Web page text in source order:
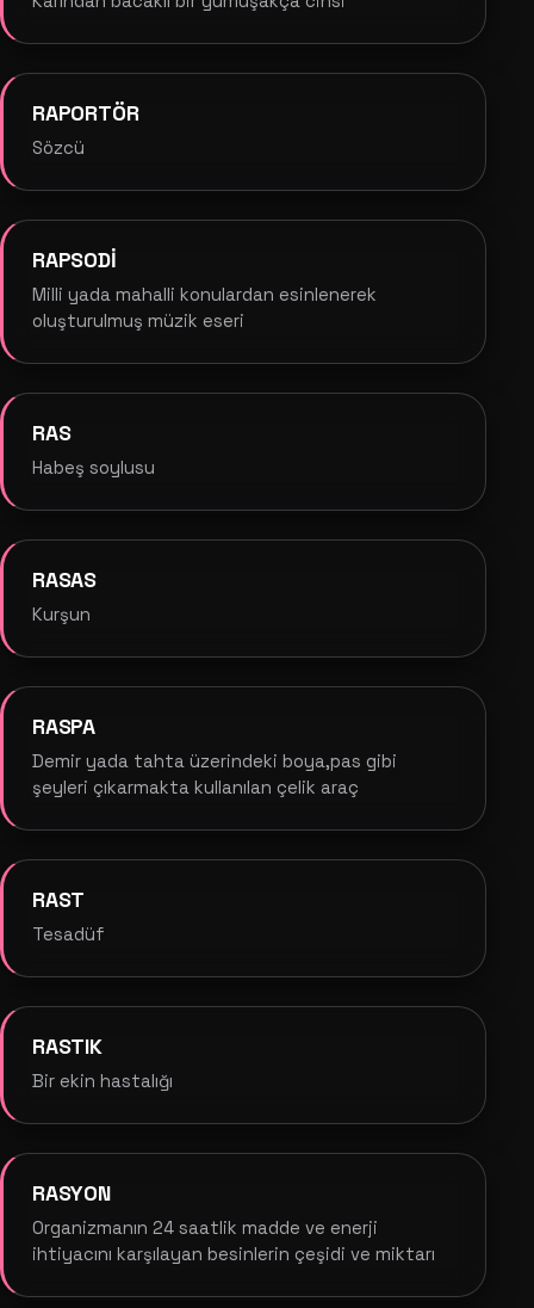
RAPORTÖR
Sözcü
RAPSODİ
Milli yada mahalli konulardan esinlenerek
oluşturulmuş müzik eseri
RAS
Habeş soylusu
RASAS
Kurşun
RASPA
Demir yada tahta üzerindeki boya,pas gibi
şeyleri çıkarmakta kullanılan çelik araç
RAST
Tesadüf
RASTIK
Bir ekin hastalığı
RASYON
Organizmanın 24 saatlik madde ve enerji
ihtiyacını karşılayan besinlerin çeşidi ve miktarı